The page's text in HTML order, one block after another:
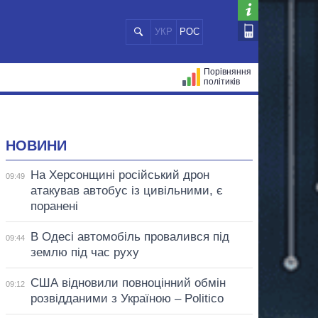
УКР РОС
Порівняння
політиків
НОВИНИ
09:49
На Херсонщині російський дрон
атакував автобус із цивільними, є
поранені
09:44
В Одесі автомобіль провалився під
землю під час руху
09:12
США відновили повноцінний обмін
розвідданими з Україною – Politico